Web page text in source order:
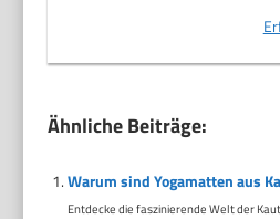
Ähnliche Beiträge:
Warum sind Yogamatten aus
Entdecke die faszinierende Welt der